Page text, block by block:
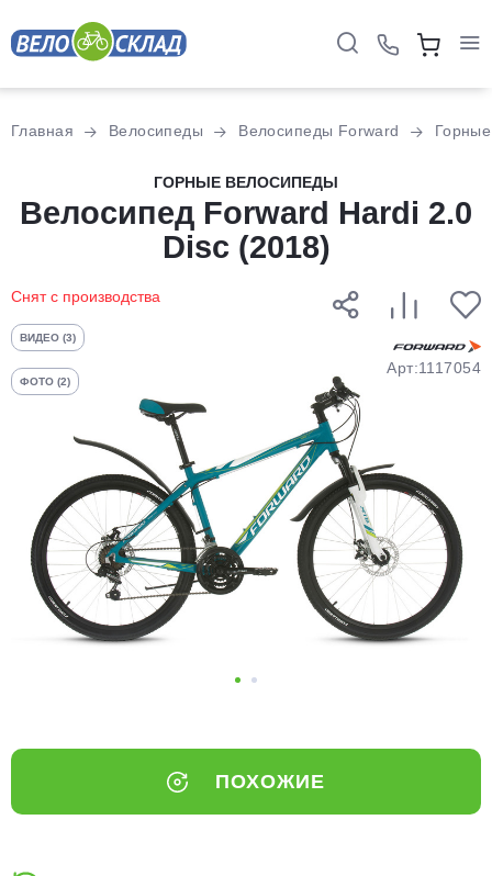
Главная Велосипеды Велосипеды Forward Горные
ГОРНЫЕ ВЕЛОСИПЕДЫ
Велосипед Forward Hardi 2.0
Disc (2018)
Снят с производства
ВИДЕО (3)
ФОТО (2)
Арт:1117054
ПОХОЖИЕ
Разбейте
оплатуна части
без переплат
График платежей
Добавляйте товары
в корзину
Оплачивайте сегодня только
выбранный способом
Оставшиеся75% будут